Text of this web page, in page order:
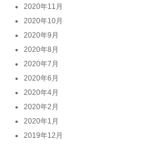
2020年11月
2020年10月
2020年9月
2020年8月
2020年7月
2020年6月
2020年4月
2020年2月
2020年1月
2019年12月